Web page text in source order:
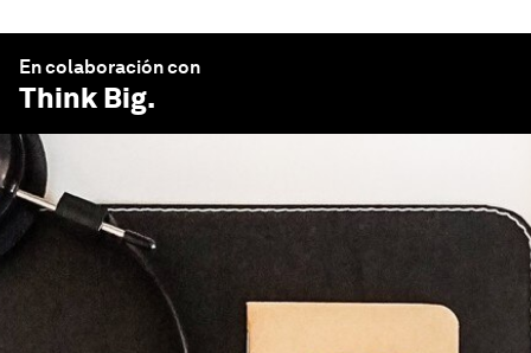
En colaboración con
Think Big.